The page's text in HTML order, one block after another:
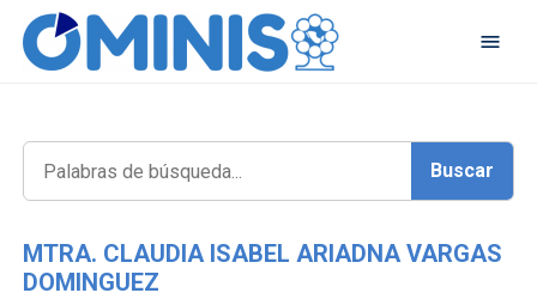
MTRA. CLAUDIA ISABEL ARIADNA VARGAS
DOMINGUEZ